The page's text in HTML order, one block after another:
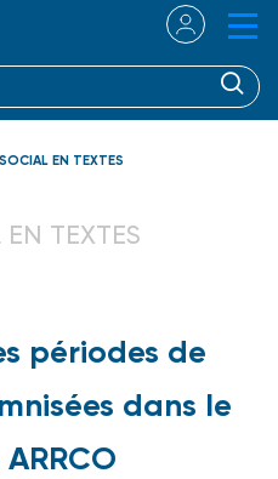
EN TEXTES
TEXTES
périodes de
dans le